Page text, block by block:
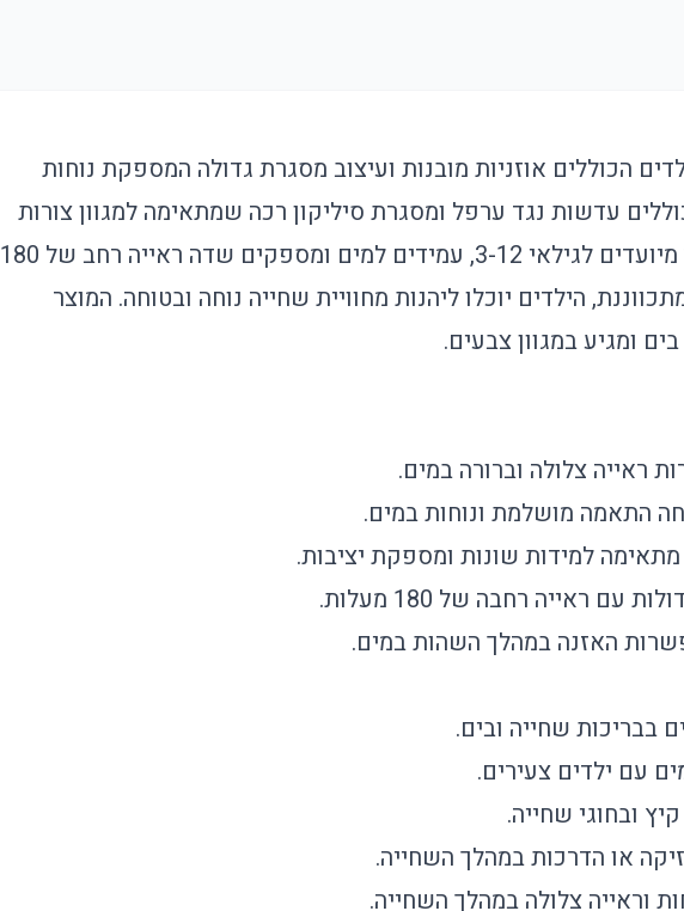
הכוללים אוזניות מובנות ועיצוב מסגרת גדולה המספקת נוחות
עדשות נגד ערפל ומסגרת סיליקון רכה שמתאימה למגוון צורות
פנים. משקפי השחייה הללו מיועדים לגילאי 3-12, עמידים למים ומספקים שדה ראייה רחב של 180
הילדים יוכלו ליהנות מחוויית שחייה נוחה ובטוחה. המוצר
ומגיע במגוון צבעים.
ראייה צלולה וברורה במים.
התאמה מושלמת ונוחות במים.
מתאימה למידות שונות ומספקת יציבות.
עם ראייה רחבה של 180 מעלות.
האזנה במהלך השהות במים.
בבריכות שחייה ובים.
עם ילדים צעירים.
ובחוגי שחייה.
או הדרכות במהלך השחייה.
וראייה צלולה במהלך השחייה.